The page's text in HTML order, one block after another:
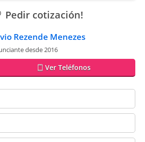
Pedir cotización!
Rezende Menezes
desde 2016
Ver Teléfonos